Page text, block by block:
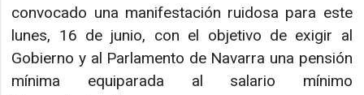
convocado una manifestación ruidosa para este
lunes, 16 de junio, con el objetivo de exigir al
Gobierno y al Parlamento de Navarra una pensión
mínima equiparada al salario mínimo